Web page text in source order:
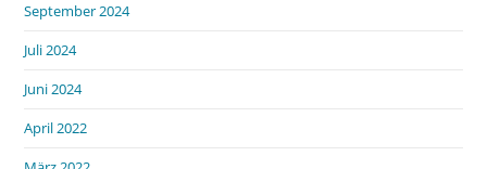
September 2024
Juli 2024
Juni 2024
April 2022